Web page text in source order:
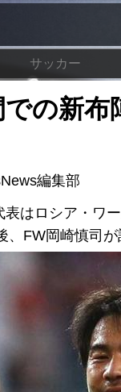
サッカー
での新
編集部
はロシア・ワ
FW岡崎慎司が